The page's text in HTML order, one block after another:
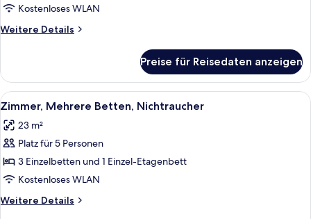
Kostenloses WLAN
Weitere Details
Weitere
Preise für Reisedaten anzeigen
Alle
Fotos
für
Zimmer,
Mehrere
Betten,
Nichtraucher
anzeigen
Zimmer, Mehrere Betten,
8
Zimmer, Mehrere Betten, Nichtraucher
23 m²
Platz für 5 Personen
3 Einzelbetten und 1 Einzel-Etagenbett
Kostenloses WLAN
Weitere Details
Weitere